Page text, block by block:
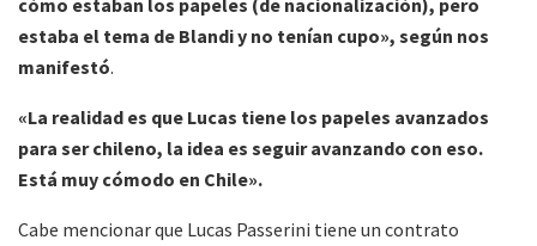
estaba el tema de Blandi y no tenían cupo», según nos
manifestó.
«La realidad es que Lucas tiene los papeles avanzados
para ser chileno, la idea es seguir avanzando con eso.
Está muy cómodo en Chile».
Cabe mencionar que Lucas Passerini tiene un contrato